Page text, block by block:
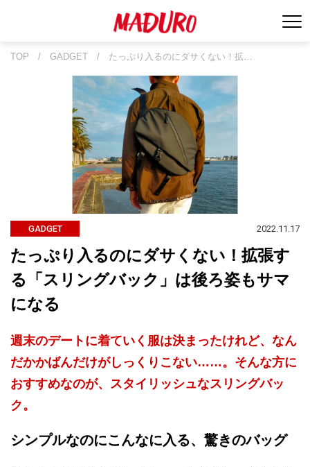
TOP / GADGET / たっぷり入るのにダサくない！拡…
GADGET 2022.11.17
たっぷり入るのにダサくない！拡張す
る「スリングバック」は後ろ姿もサマ
になる
週末のデートに着ていく服は決まったけれど、なん
だかかばんだけがしっくりこない……。そんな方に
おすすめなのが、スタイリッシュなスリングバッ
ク。
シンプルなのにこんなに入る、驚きのバッグ